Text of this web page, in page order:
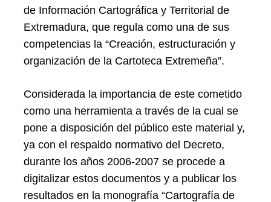
de Información Cartográfica y Territorial de
Extremadura, que regula como una de sus
competencias la “Creación, estructuración y
organización de la Cartoteca Extremeña”.
Considerada la importancia de este cometido
como una herramienta a través de la cual se
pone a disposición del público este material y,
ya con el respaldo normativo del Decreto,
durante los años 2006-2007 se procede a
digitalizar estos documentos y a publicar los
resultados en la monografía “Cartografía de